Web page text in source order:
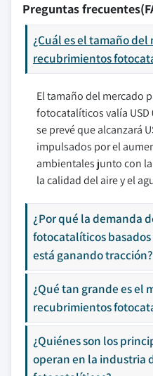
Preguntas
¿Cuál es el tamaño del
recubrimientos
El tamaño del mercado
fotocatalíticos valía
se prevé que alcanzará
impulsados por el
ambientales junto con
la calidad del aire y el
¿Por qué la demanda
fotocatalíticos
está ganando tracción?
¿Qué tan grande es el
recubrimientos
¿Quiénes son los
operan en la industria